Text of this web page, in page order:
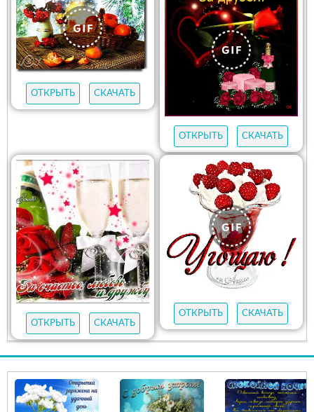
ОТКРЫТЬ СКАЧАТЬ
ОТКРЫТЬ СКАЧАТЬ
ОТКРЫТЬ СКАЧАТЬ
ОТКРЫТЬ СКАЧАТЬ